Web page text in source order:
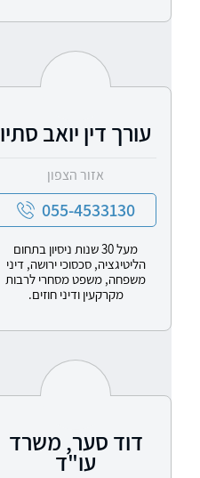
עורך דין יואב סתיו
אזור הצפון
055-4533130
מעל 30 שנות ניסיון בתחום
הליטיגציה, סכסוכי ירושה, דיני
משפחה, משפט מסחרי לרבות
מקרקעין ודיני חוזים.
דוד סער, משרד
עו"ד